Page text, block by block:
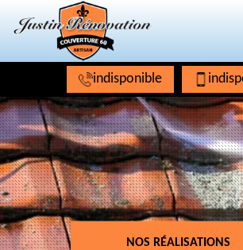
indisponible
NOS RÉALISATIONS